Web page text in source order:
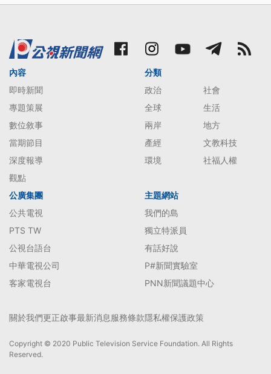
內容
即時新聞
專題策展
數位敘事
當期節目
深度報導
觀點
分類
政治
社會
全球
生活
兩岸
地方
產經
文教科技
環境
社福人權
公廣集團
公共電視
PTS TW
公視台語台
中華電視公司
客家電視台
主題網站
我們的島
獨立特派員
有話好說
P#新聞實驗室
PNN新聞議題中心
關於我們更正啟事最新消息服務條款隱私權保護政策
Copyright © 2020 Public Television Service Foundation. All Rights
Reserved.